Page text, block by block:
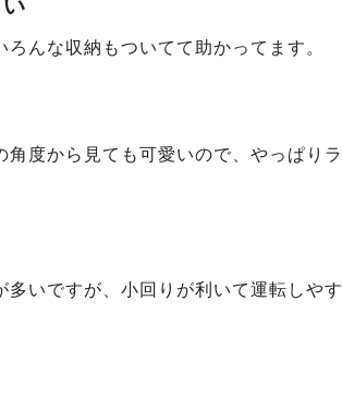
んな収納もついてて助かってます。
度から見ても可愛いので、やっぱりラ
いですが、小回りが利いて運転しやす